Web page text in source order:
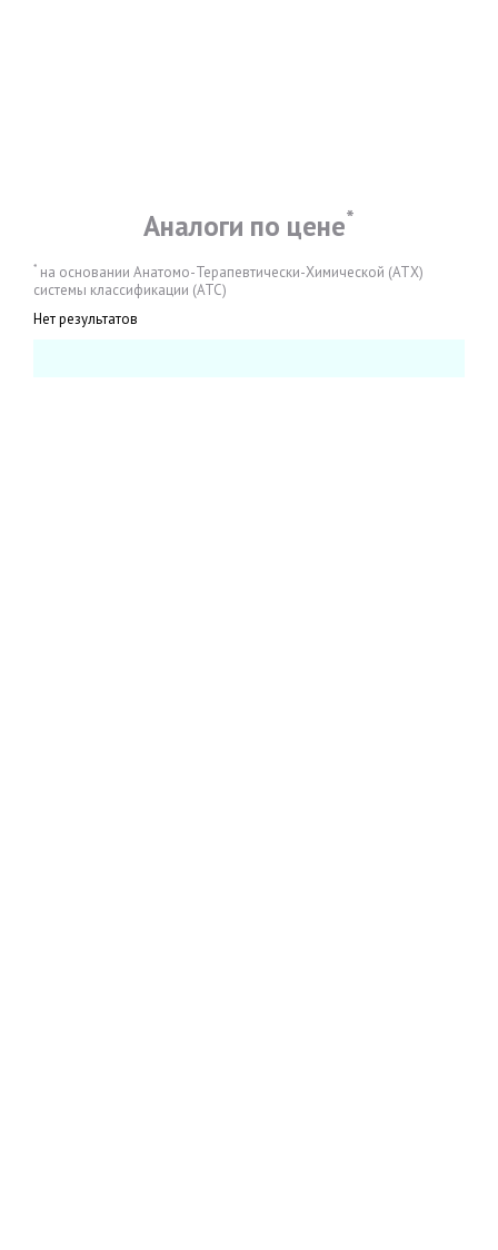
Аналоги по цене*
* на основании Анатомо-Терапевтически-Химической (АТХ)
системы классификации (АТС)
Нет результатов